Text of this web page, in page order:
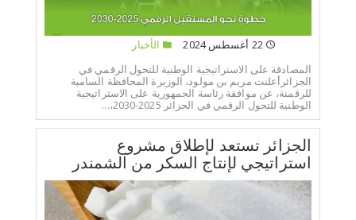
22 أغسطس 2024
الأخبار
المصادقة على الاستراتيجية الوطنية للتحول الرقمي في
الجزائرأعلنت مريم بن مولود، الوزيرة المحافظة السامية
للرقمنة، عن موافقة رئاسة الجمهورية على الاستراتيجية
الوطنية للتحول الرقمي في الجزائر 2025-2030،...
الجزائر تستعد لإطلاق مشروع
استراتيجي لإنتاج السكر من الشمندر